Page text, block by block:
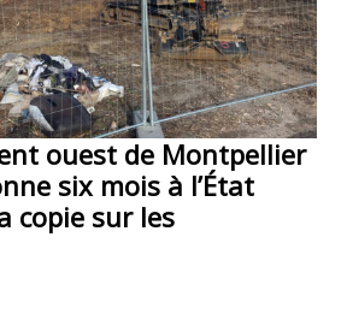
ouest de Montpellier
six mois à l’État
copie sur les